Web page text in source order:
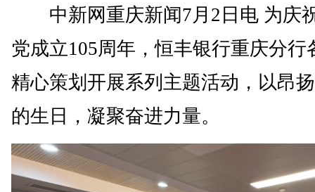
中新网重庆新闻7月2日电 为庆
党成立105周年，恒丰银行重庆分行
精心策划开展系列主题活动，以昂
的生日，凝聚奋进力量。